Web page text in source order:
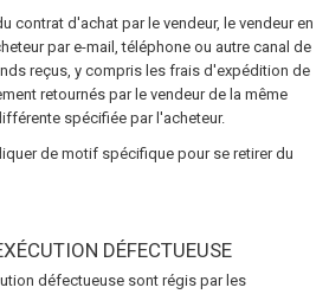
contrat d'achat par le vendeur, le vendeur en
par e-mail, téléphone ou autre canal de
reçus, y compris les frais d'expédition de
retournés par le vendeur de la même
spécifiée par l'acheteur.
de motif spécifique pour se retirer du
DÉFECTUEUSE
défectueuse sont régis par les